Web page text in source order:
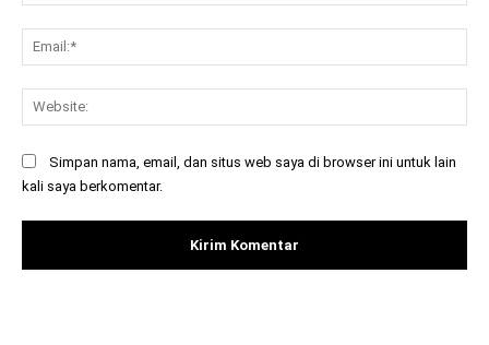
Simpan nama, email, dan situs web saya di browser ini untuk lain
kali saya berkomentar.